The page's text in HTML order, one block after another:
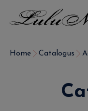
Home Catalogus